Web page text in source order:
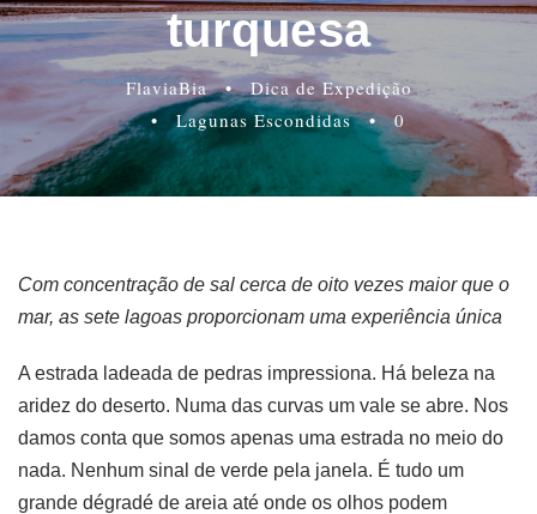
turquesa
FlaviaBia •
Dica de Expedição
•
Lagunas Escondidas • 0
Com concentração de sal cerca de oito vezes maior que o
mar, as sete lagoas proporcionam uma experiência única
A estrada ladeada de pedras impressiona. Há beleza na
aridez do deserto. Numa das curvas um vale se abre. Nos
damos conta que somos apenas uma estrada no meio do
nada. Nenhum sinal de verde pela janela. É tudo um
grande dégradé de areia até onde os olhos podem